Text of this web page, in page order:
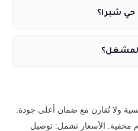
شبرا؟
ولا تُقارن مع ضمان أعلى جودة.
مخفية. الأسعار تشمل: توصيل